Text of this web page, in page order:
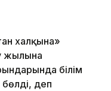
халқына»
жылына
білім
деп